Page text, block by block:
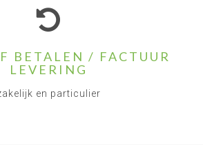
BETALEN / FACTUUR
LEVERING
en particulier